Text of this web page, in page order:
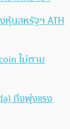
หุ้นสหรัฐฯ ATH
ไม่ตาม
ถึงพุ่งแรง